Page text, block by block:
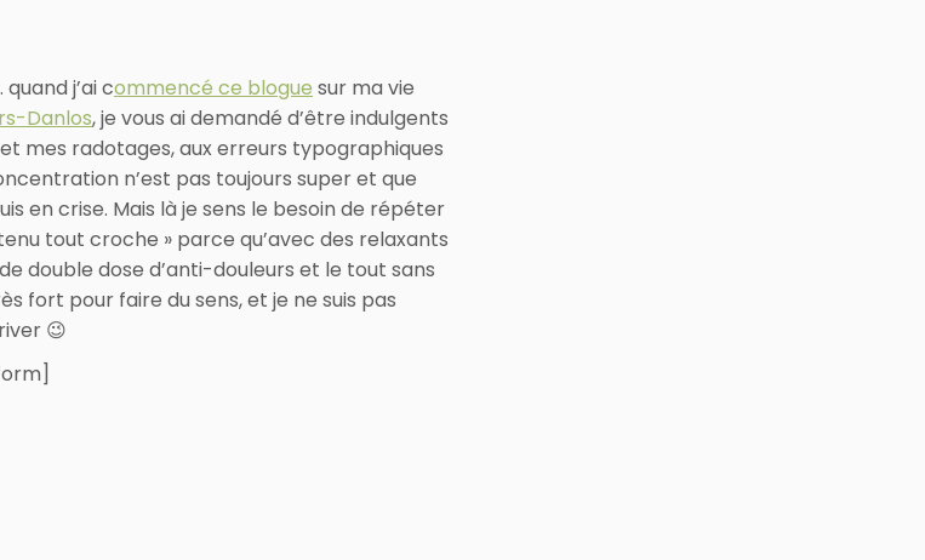
j’ai commencé ce blogue sur ma vie
Danlos, je vous ai demandé d’être indulgents
mes radotages, aux erreurs typographiques
n’est pas toujours super et que
en crise. Mais là je sens le besoin de répéter
tout croche » parce qu’avec des relaxants
double dose d’anti-douleurs et le tout sans
fort pour faire du sens, et je ne suis pas
😉